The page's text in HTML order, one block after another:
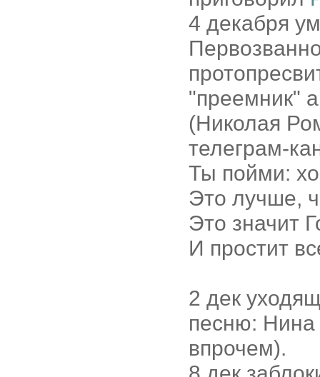
4 декабря
"преемник"
(Николая
телеграм-
Ты пойми:
Это лучше,
Это значит
И простит
2 дек
песню: Нина
впрочем).